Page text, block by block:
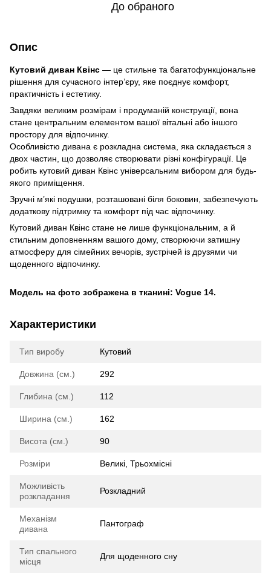
До обраного
Опис
Кутовий диван Квінс — це стильне та багатофункціональне
рішення для сучасного інтер’єру, яке поєднує комфорт,
практичність і естетику.
Завдяки великим розмірам і продуманій конструкції, вона
стане центральним елементом вашої вітальні або іншого
простору для відпочинку.
Особливістю дивана є розкладна система, яка складається з
двох частин, що дозволяє створювати різні конфігурації. Це
робить кутовий диван Квінс універсальним вибором для будь-
якого приміщення.
Зручні м’які подушки, розташовані біля боковин, забезпечують
додаткову підтримку та комфорт під час відпочинку.
Кутовий диван Квінс стане не лише функціональним, а й
стильним доповненням вашого дому, створюючи затишну
атмосферу для сімейних вечорів, зустрічей із друзями чи
щоденного відпочинку.
Модель на фото зображена в тканині: Vogue 14.
Характеристики
Тип виробу Кутовий
Довжина (см.) 292
Глибина (см.) 112
Ширина (см.) 162
Висота (см.) 90
Розміри Великі, Трьохмісні
Можливість
розкладання
Розкладний
Механізм
дивана
Пантограф
Тип спального
місця
Для щоденного сну